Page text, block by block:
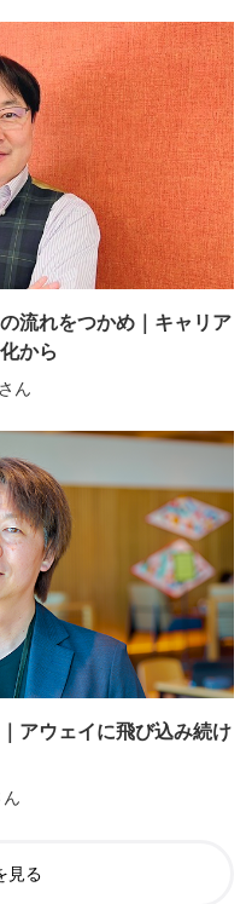
流れをつかめ｜キャリア
から
ん
アウェイに飛び込み続け
見る